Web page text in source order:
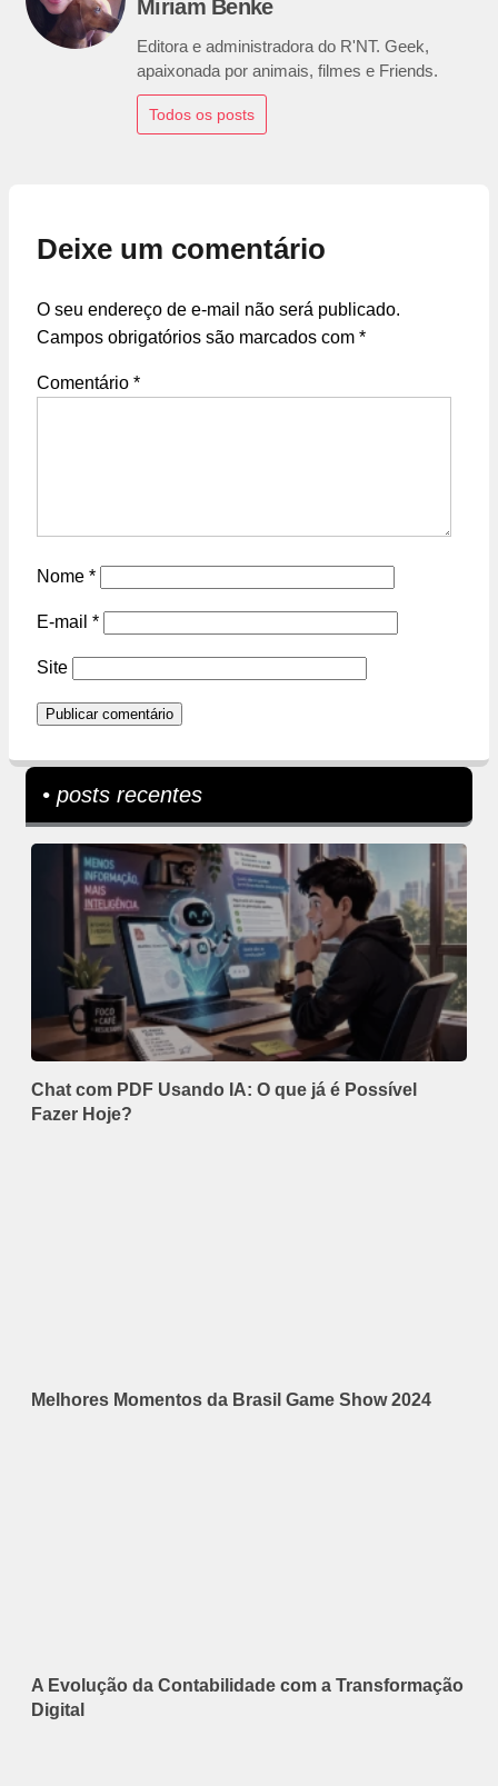
Miriam Benke
Editora e administradora do R'NT. Geek,
apaixonada por animais, filmes e Friends.
Todos os posts
Deixe um comentário
O seu endereço de e-mail não será publicado.
Campos obrigatórios são marcados com *
Comentário *
Nome *
E-mail *
Site
• posts recentes
Chat com PDF Usando IA: O que já é Possível
Fazer Hoje?
Melhores Momentos da Brasil Game Show 2024
A Evolução da Contabilidade com a Transformação
Digital